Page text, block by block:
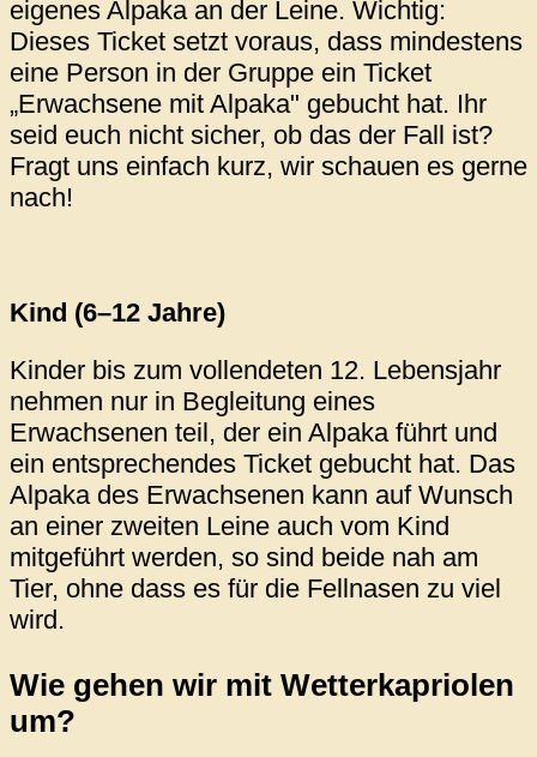
eigenes Alpaka an der Leine. Wichtig:
Dieses Ticket setzt voraus, dass mindestens
eine Person in der Gruppe ein Ticket
„Erwachsene mit Alpaka" gebucht hat. Ihr
seid euch nicht sicher, ob das der Fall ist?
Fragt uns einfach kurz, wir schauen es gerne
nach!
Kind (6–12 Jahre)
Kinder bis zum vollendeten 12. Lebensjahr
nehmen nur in Begleitung eines
Erwachsenen teil, der ein Alpaka führt und
ein entsprechendes Ticket gebucht hat. Das
Alpaka des Erwachsenen kann auf Wunsch
an einer zweiten Leine auch vom Kind
mitgeführt werden, so sind beide nah am
Tier, ohne dass es für die Fellnasen zu viel
wird.
Wie gehen wir mit Wetterkapriolen
um?